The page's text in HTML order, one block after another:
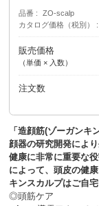
品番
ZO-scalp
カタログ価格（税別）
販売価格
（単価 × 入数）
注文数
「造顔筋(ゾーガン
顔器の研究開発によ
健康に非常に重要な
によって、頭皮の健
キンスカルプはご自
◎頭筋ケア